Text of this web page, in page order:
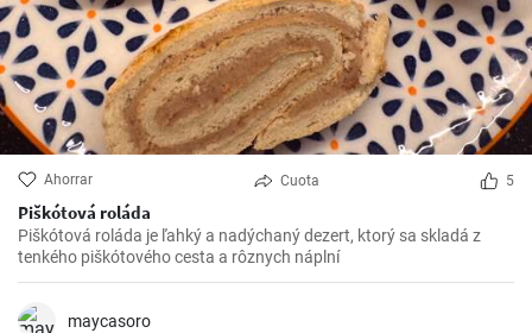
Ahorrar Cuota 5
Piškótová roláda
Piškótová roláda je ľahký a nadýchaný dezert, ktorý sa skladá z
tenkého piškótového cesta a rôznych náplní
maycasoro